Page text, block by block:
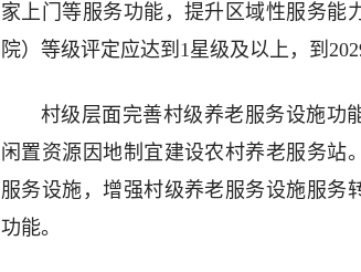
家上门等服务功能，提升区域性服务能
院）等级评定应达到1星级及以上，到
村级层面完善村级养老服务设施功
闲置资源因地制宜建设农村养老服务站
服务设施，增强村级养老服务设施服务
功能。